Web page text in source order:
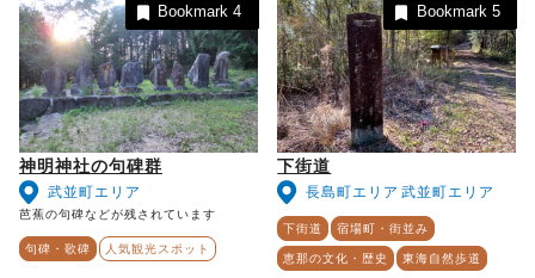
神明神社の句碑群
武並町エリア
芭蕉の句碑などが残されています
句碑・歌碑 人気観光スポット
Bookmark4
下街道
長島町エリア 武並町エリア
下街道 宿場町・街並み
恵那の文化・歴史 東海自然歩道
Bookmark 5